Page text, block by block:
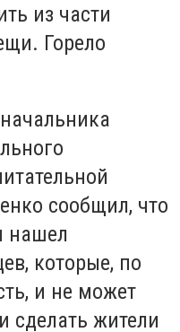
из части
Горело
сообщил, что
нашел
которые, по
и не может
сделать жители